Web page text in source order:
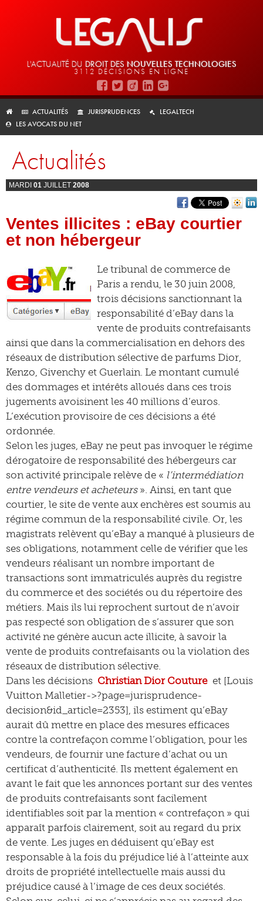
L'ACTUALITÉ DU DROIT DES NOUVELLES TECHNOLOGIES
3112 DÉCISIONS EN LIGNE
ACTUALITÉS JURISPRUDENCES
LEGALTECH
LES AVOCATS DU NET
Actualités
MARDI 01 JUILLET 2008
Ventes illicites : eBay courtier
et non hébergeur
Le tribunal de commerce de
Paris a rendu, le 30 juin 2008,
trois décisions sanctionnant la
responsabilité d’eBay dans la
vente de produits contrefaisants
ainsi que dans la commercialisation en dehors des
réseaux de distribution sélective de parfums Dior,
Kenzo, Givenchy et Guerlain. Le montant cumulé
des dommages et intérêts alloués dans ces trois
jugements avoisinent les 40 millions d’euros.
L’exécution provisoire de ces décisions a été
ordonnée.
Selon les juges, eBay ne peut pas invoquer le régime
dérogatoire de responsabilité des hébergeurs car
son activité principale relève de « l’intermédiation
entre vendeurs et acheteurs». Ainsi, en tant que
courtier, le site de vente aux enchères est soumis au
régime commun de la responsabilité civile. Or, les
magistrats relèvent qu’eBay a manqué à plusieurs de
ses obligations, notamment celle de vérifier que les
vendeurs réalisant un nombre important de
transactions sont immatriculés auprès du registre
du commerce et des sociétés ou du répertoire des
métiers. Mais ils lui reprochent surtout de n’avoir
pas respecté son obligation de s’assurer que son
activité ne génère aucun acte illicite, à savoir la
vente de produits contrefaisants ou la violation des
réseaux de distribution sélective.
Dans les décisions Christian Dior Couture et [Louis
Vuitton Malletier->?page=jurisprudence-
decision&id_article=2353], ils estiment qu’eBay
aurait dû mettre en place des mesures efficaces
contre la contrefaçon comme l’obligation, pour les
vendeurs, de fournir une facture d’achat ou un
certificat d’authenticité. Ils mettent également en
avant le fait que les annonces portant sur des ventes
de produits contrefaisants sont facilement
identifiables soit par la mention « contrefaçon » qui
apparaît parfois clairement, soit au regard du prix
de vente. Les juges en déduisent qu’eBay est
responsable à la fois du préjudice lié à l’atteinte aux
droits de propriété intellectuelle mais aussi du
préjudice causé à l’image de ces deux sociétés.